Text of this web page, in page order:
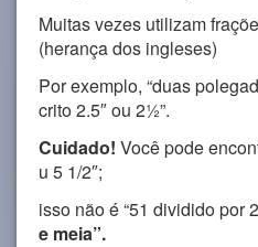
Muitas vezes utilizam
(herança dos ingleses)
Por exemplo, “duas
crito 2.5″ ou 2½”.
Cuidado! Você pode
u 5 1/2″;
isso não é “51 dividido por
e meia”.